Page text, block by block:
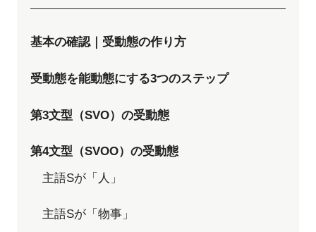
基本の確認｜受動態の作り方
受動態を能動態にする3つのステップ
第3文型（SVO）の受動態
第4文型（SVOO）の受動態
主語Sが「人」
主語Sが「物事」